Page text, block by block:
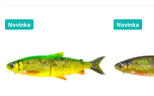
Novinka Novinka